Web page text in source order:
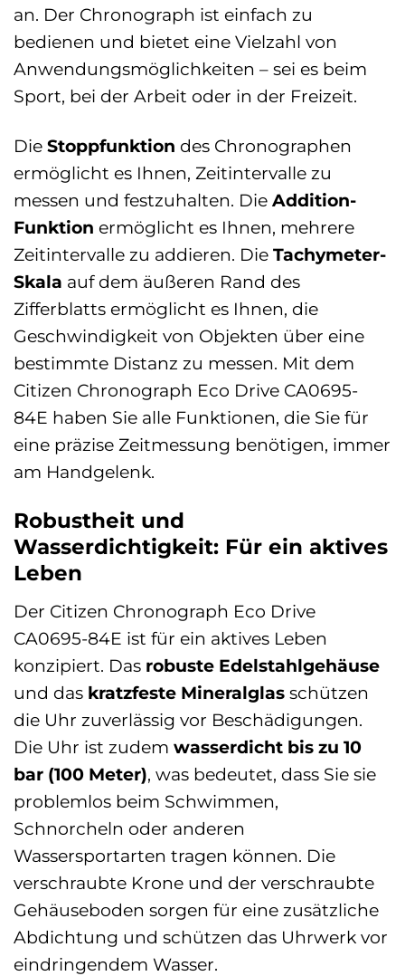
an. Der Chronograph ist einfach zu
bedienen und bietet eine Vielzahl von
Anwendungsmöglichkeiten – sei es beim
Sport, bei der Arbeit oder in der Freizeit.
Die Stoppfunktion des Chronographen
ermöglicht es Ihnen, Zeitintervalle zu
messen und festzuhalten. Die Addition-
Funktion ermöglicht es Ihnen, mehrere
Zeitintervalle zu addieren. Die Tachymeter-
Skala auf dem äußeren Rand des
Zifferblatts ermöglicht es Ihnen, die
Geschwindigkeit von Objekten über eine
bestimmte Distanz zu messen. Mit dem
Citizen Chronograph Eco Drive CA0695-
84E haben Sie alle Funktionen, die Sie für
eine präzise Zeitmessung benötigen, immer
am Handgelenk.
Robustheit und
Wasserdichtigkeit: Für ein aktives
Leben
Der Citizen Chronograph Eco Drive
CA0695-84E ist für ein aktives Leben
konzipiert. Das robuste Edelstahlgehäuse
und das kratzfeste Mineralglas schützen
die Uhr zuverlässig vor Beschädigungen.
Die Uhr ist zudem wasserdicht bis zu 10
bar (100 Meter), was bedeutet, dass Sie sie
problemlos beim Schwimmen,
Schnorcheln oder anderen
Wassersportarten tragen können. Die
verschraubte Krone und der verschraubte
Gehäuseboden sorgen für eine zusätzliche
Abdichtung und schützen das Uhrwerk vor
eindringendem Wasser.